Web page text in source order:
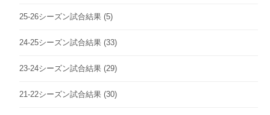
25-26シーズン試合結果 (5)
24-25シーズン試合結果 (33)
23-24シーズン試合結果 (29)
21-22シーズン試合結果 (30)